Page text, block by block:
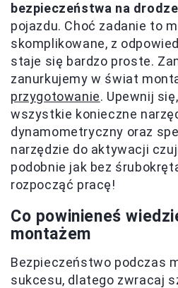
bezpieczeństwa na drodze
pojazdu. Choć zadanie to
skomplikowane, z
staje się bardzo proste.
zanurkujemy w świat
przygotowanie. Upewnij
wszystkie konieczne
dynamometryczny oraz
narzędzie do aktywacji
podobnie jak bez
rozpocząć pracę!
Co powinieneś
montażem
Bezpieczeństwo podczas
sukcesu, dlatego zwracaj